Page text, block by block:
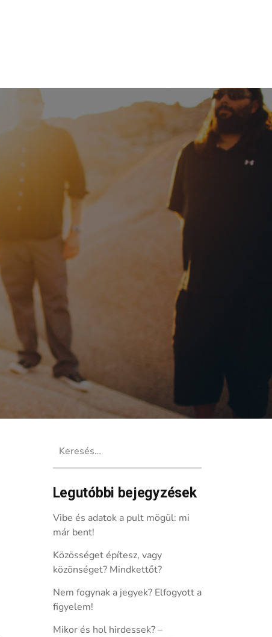
Legutóbbi bejegyzések
Vibe és adatok a pult mögül: mi
már bent!
Közösséget építesz, vagy
közönséget? Mindkettőt?
Nem fogynak a jegyek? Elfogyott a
figyelem!
Mikor és hol hirdessek? –